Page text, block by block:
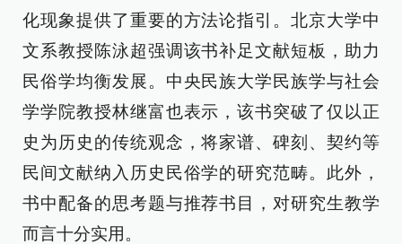
化现象提供了重要的方法论指引。北京大学中
文系教授陈泳超强调该书补足文献短板，助力
民俗学均衡发展。中央民族大学民族学与社会
学学院教授林继富也表示，该书突破了仅以正
史为历史的传统观念，将家谱、碑刻、契约等
民间文献纳入历史民俗学的研究范畴。此外，
书中配备的思考题与推荐书目，对研究生教学
而言十分实用。